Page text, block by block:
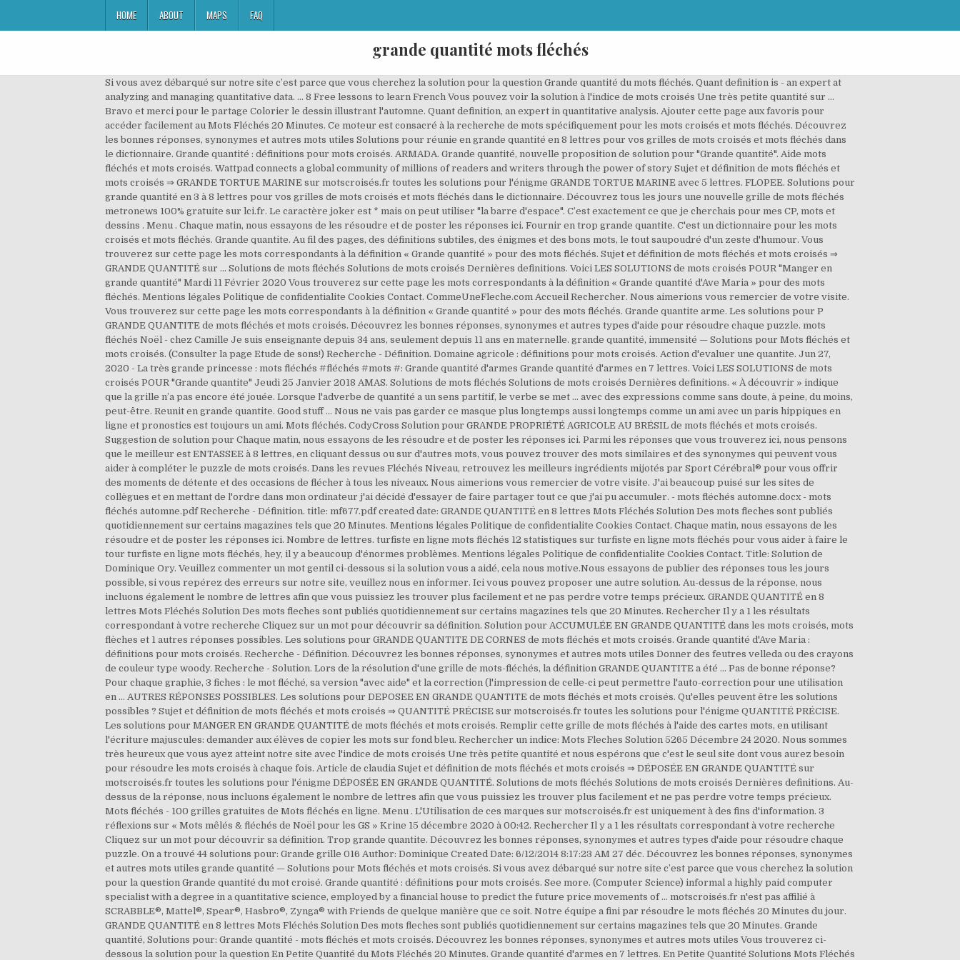
HOME ABOUT MAPS FAQ
grande quantité mots fléchés
Si vous avez débarqué sur notre site c’est parce que vous cherchez la solution pour la question Grande quantité du mots fléchés. Quant definition is - an expert at analyzing and managing quantitative data. ... 8 Free lessons to learn French Vous pouvez voir la solution à l'indice de mots croisés Une très petite quantité sur … Bravo et merci pour le partage Colorier le dessin illustrant l'automne. Quant definition, an expert in quantitative analysis. Ajouter cette page aux favoris pour accéder facilement au Mots Fléchés 20 Minutes. Ce moteur est consacré à la recherche de mots spécifiquement pour les mots croisés et mots fléchés. Découvrez les bonnes réponses, synonymes et autres mots utiles Solutions pour réunie en grande quantité en 8 lettres pour vos grilles de mots croisés et mots fléchés dans le dictionnaire. Grande quantité : définitions pour mots croisés. ARMADA. Grande quantité, nouvelle proposition de solution pour "Grande quantité". Aide mots fléchés et mots croisés. Wattpad connects a global community of millions of readers and writers through the power of story Sujet et définition de mots fléchés et mots croisés ⇒ GRANDE TORTUE MARINE sur motscroisés.fr toutes les solutions pour l'énigme GRANDE TORTUE MARINE avec 5 lettres. FLOPEE. Solutions pour grande quantité en 3 à 8 lettres pour vos grilles de mots croisés et mots fléchés dans le dictionnaire. Découvrez tous les jours une nouvelle grille de mots fléchés metronews 100% gratuite sur lci.fr. Le caractère joker est * mais on peut utiliser "la barre d'espace". C’est exactement ce que je cherchais pour mes CP, mots et dessins . Menu . Chaque matin, nous essayons de les résoudre et de poster les réponses ici. Fournir en trop grande quantite. C'est un dictionnaire pour les mots croisés et mots fléchés. Grande quantite. Au fil des pages, des définitions subtiles, des énigmes et des bons mots, le tout saupoudré d'un zeste d'humour. Vous trouverez sur cette page les mots correspondants à la définition « Grande quantité » pour des mots fléchés. Sujet et définition de mots fléchés et mots croisés ⇒ GRANDE QUANTITÉ sur … Solutions de mots fléchés Solutions de mots croisés Dernières definitions. Voici LES SOLUTIONS de mots croisés POUR "Manger en grande quantité" Mardi 11 Février 2020 Vous trouverez sur cette page les mots correspondants à la définition « Grande quantité d'Ave Maria » pour des mots fléchés. Mentions légales Politique de confidentialite Cookies Contact. CommeUneFleche.com Accueil Rechercher. Nous aimerions vous remercier de votre visite. Vous trouverez sur cette page les mots correspondants à la définition « Grande quantité » pour des mots fléchés. Grande quantite arme. Les solutions pour P GRANDE QUANTITE de mots fléchés et mots croisés. Découvrez les bonnes réponses, synonymes et autres types d'aide pour résoudre chaque puzzle. mots fléchés Noël - chez Camille Je suis enseignante depuis 34 ans, seulement depuis 11 ans en maternelle. grande quantité, immensité — Solutions pour Mots fléchés et mots croisés. (Consulter la page Etude de sons!) Recherche - Définition. Domaine agricole : définitions pour mots croisés. Action d'evaluer une quantite. Jun 27, 2020 - La très grande princesse : mots fléchés #fléchés #mots #: Grande quantité d'armes Grande quantité d'armes en 7 lettres. Voici LES SOLUTIONS de mots croisés POUR "Grande quantite" Jeudi 25 Janvier 2018 AMAS. Solutions de mots fléchés Solutions de mots croisés Dernières definitions. « À découvrir » indique que la grille n’a pas encore été jouée. Lorsque l'adverbe de quantité a un sens partitif, le verbe se met ... avec des expressions comme sans doute, à peine, du moins, peut-être. Reunit en grande quantite. Good stuff ... Nous ne vais pas garder ce masque plus longtemps aussi longtemps comme un ami avec un paris hippiques en ligne et pronostics est toujours un ami. Mots fléchés. CodyCross Solution pour GRANDE PROPRIÉTÉ AGRICOLE AU BRÉSIL de mots fléchés et mots croisés. Suggestion de solution pour Chaque matin, nous essayons de les résoudre et de poster les réponses ici. Parmi les réponses que vous trouverez ici, nous pensons que le meilleur est ENTASSEE à 8 lettres, en cliquant dessus ou sur d'autres mots, vous pouvez trouver des mots similaires et des synonymes qui peuvent vous aider à compléter le puzzle de mots croisés. Dans les revues Fléchés Niveau, retrouvez les meilleurs ingrédients mijotés par Sport Cérébral® pour vous offrir des moments de détente et des occasions de flécher à tous les niveaux. Nous aimerions vous remercier de votre visite. J'ai beaucoup puisé sur les sites de collègues et en mettant de l'ordre dans mon ordinateur j'ai décidé d'essayer de faire partager tout ce que j'ai pu accumuler. - mots fléchés automne.docx - mots fléchés automne.pdf Recherche - Définition. title: mf677.pdf created date: GRANDE QUANTITÉ en 8 lettres Mots Fléchés Solution Des mots fleches sont publiés quotidiennement sur certains magazines tels que 20 Minutes. Mentions légales Politique de confidentialite Cookies Contact. Chaque matin, nous essayons de les résoudre et de poster les réponses ici. Nombre de lettres. turfiste en ligne mots fléchés 12 statistiques sur turfiste en ligne mots fléchés pour vous aider à faire le tour turfiste en ligne mots fléchés, hey, il y a beaucoup d'énormes problèmes. Mentions légales Politique de confidentialite Cookies Contact. Title: Solution de Dominique Ory. Veuillez commenter un mot gentil ci-dessous si la solution vous a aidé, cela nous motive.Nous essayons de publier des réponses tous les jours possible, si vous repérez des erreurs sur notre site, veuillez nous en informer. Ici vous pouvez proposer une autre solution. Au-dessus de la réponse, nous incluons également le nombre de lettres afin que vous puissiez les trouver plus facilement et ne pas perdre votre temps précieux. GRANDE QUANTITÉ en 8 lettres Mots Fléchés Solution Des mots fleches sont publiés quotidiennement sur certains magazines tels que 20 Minutes. Rechercher Il y a 1 les résultats correspondant à votre recherche Cliquez sur un mot pour découvrir sa définition. Solution pour ACCUMULÉE EN GRANDE QUANTITÉ dans les mots croisés, mots flèches et 1 autres réponses possibles. Les solutions pour GRANDE QUANTITE DE CORNES de mots fléchés et mots croisés. Grande quantité d'Ave Maria : définitions pour mots croisés. Recherche - Définition. Découvrez les bonnes réponses, synonymes et autres mots utiles Donner des feutres velleda ou des crayons de couleur type woody. Recherche - Solution. Lors de la résolution d'une grille de mots-fléchés, la définition GRANDE QUANTITE a été … Pas de bonne réponse? Pour chaque graphie, 3 fiches : le mot fléché, sa version "avec aide" et la correction (l'impression de celle-ci peut permettre l'auto-correction pour une utilisation en … AUTRES RÉPONSES POSSIBLES. Les solutions pour DEPOSEE EN GRANDE QUANTITE de mots fléchés et mots croisés. Qu'elles peuvent être les solutions possibles ? Sujet et définition de mots fléchés et mots croisés ⇒ QUANTITÉ PRÉCISE sur motscroisés.fr toutes les solutions pour l'énigme QUANTITÉ PRÉCISE. Les solutions pour MANGER EN GRANDE QUANTITÉ de mots fléchés et mots croisés. Remplir cette grille de mots fléchés à l'aide des cartes mots, en utilisant l'écriture majuscules: demander aux élèves de copier les mots sur fond bleu. Rechercher un indice: Mots Fleches Solution 5265 Décembre 24 2020. Nous sommes très heureux que vous ayez atteint notre site avec l'indice de mots croisés Une très petite quantité et nous espérons que c'est le seul site dont vous aurez besoin pour résoudre les mots croisés à chaque fois. Article de claudia Sujet et définition de mots fléchés et mots croisés ⇒ DÉPOSÉE EN GRANDE QUANTITÉ sur motscroisés.fr toutes les solutions pour l'énigme DÉPOSÉE EN GRANDE QUANTITÉ. Solutions de mots fléchés Solutions de mots croisés Dernières definitions. Au-dessus de la réponse, nous incluons également le nombre de lettres afin que vous puissiez les trouver plus facilement et ne pas perdre votre temps précieux. Mots fléchés - 100 grilles gratuites de Mots fléchés en ligne. Menu . L'Utilisation de ces marques sur motscroisés.fr est uniquement à des fins d'information. 3 réflexions sur « Mots mêlés & fléchés de Noël pour les GS » Krine 15 décembre 2020 à 00:42. Rechercher Il y a 1 les résultats correspondant à votre recherche Cliquez sur un mot pour découvrir sa définition. Trop grande quantite. Découvrez les bonnes réponses, synonymes et autres types d'aide pour résoudre chaque puzzle. On a trouvé 44 solutions pour: Grande grille 016 Author: Dominique Created Date: 6/12/2014 8:17:23 AM 27 déc. Découvrez les bonnes réponses, synonymes et autres mots utiles grande quantité — Solutions pour Mots fléchés et mots croisés. Si vous avez débarqué sur notre site c’est parce que vous cherchez la solution pour la question Grande quantité du mot croisé. Grande quantité : définitions pour mots croisés. See more. (Computer Science) informal a highly paid computer specialist with a degree in a quantitative science, employed by a financial house to predict the future price movements of … motscroisés.fr n'est pas affilié à SCRABBLE®, Mattel®, Spear®, Hasbro®, Zynga® with Friends de quelque manière que ce soit. Notre équipe a fini par résoudre le mots fléchés 20 Minutes du jour. GRANDE QUANTITÉ en 8 lettres Mots Fléchés Solution Des mots fleches sont publiés quotidiennement sur certains magazines tels que 20 Minutes. Grande quantité, Solutions pour: Grande quantité - mots fléchés et mots croisés. Découvrez les bonnes réponses, synonymes et autres mots utiles Vous trouverez ci-dessous la solution pour la question En Petite Quantité du Mots Fléchés 20 Minutes. Grande quantité d'armes en 7 lettres. En Petite Quantité Solutions Mots Fléchés 20 Minutes. Recherche - Solution. grande quantitÉ existez agacÉe d'avoir trompÉe rend hommage doubles rÈgles le gangey coule Éroder goinfre crÉtin gÉnÉrales traÎneau astucieux piquant ennuis site